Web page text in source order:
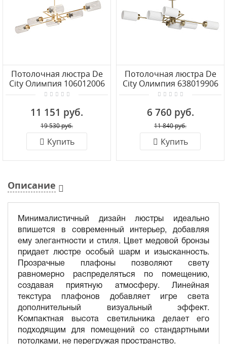
Потолочная люстра De
City Олимпия 106012006
11 151 руб.
19 530 руб.
Купить
Потолочная люстра De
City Олимпия 638019906
6 760 руб.
11 840 руб.
Купить
Описание
Минималистичный дизайн люстры идеально
впишется в современный интерьер, добавляя
ему элегантности и стиля. Цвет медовой бронзы
придает люстре особый шарм и изысканность.
Прозрачные плафоны позволяют свету
равномерно распределяться по помещению,
создавая приятную атмосферу. Линейная
текстура плафонов добавляет игре света
дополнительный визуальный эффект.
Компактная высота светильника делает его
подходящим для помещений со стандартными
потолками, не перегружая пространство.